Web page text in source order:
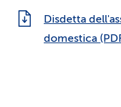
veicoli a
Disdetta
domestica